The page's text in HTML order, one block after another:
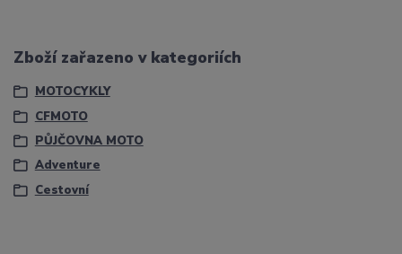
Zboží zařazeno v kategoriích
MOTOCYKLY
CFMOTO
PŮJČOVNA MOTO
Adventure
Cestovní